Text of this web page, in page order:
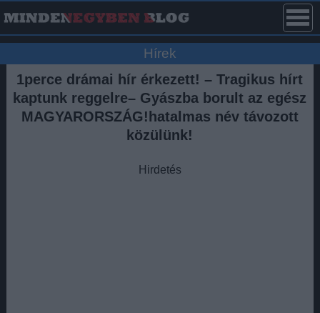
Hírek
1perce drámai hír érkezett! – Tragikus hírt
kaptunk reggelre– Gyászba borult az egész
MAGYARORSZÁG!hatalmas név távozott
közülünk!
Hirdetés